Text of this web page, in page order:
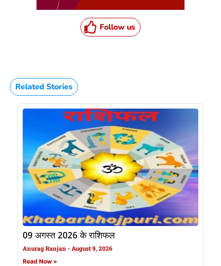
Follow us
Related Stories
09 अगस्त 2026 के राशिफल
Anurag Ranjan August 9, 2026
Read Now »